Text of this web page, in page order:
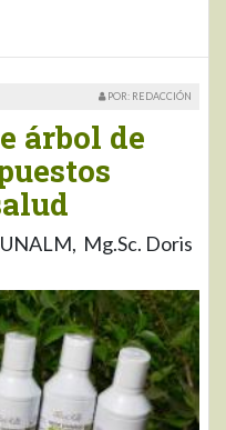
POR: REDACCIÓN
árbol de
Mg.Sc. Doris